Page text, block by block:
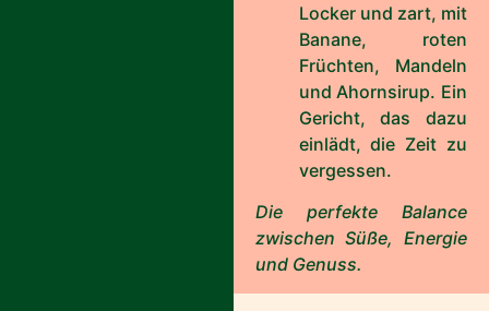
Locker und zart, mit
Banane, roten
Früchten, Mandeln
und Ahornsirup. Ein
Gericht, das dazu
einlädt, die Zeit zu
vergessen.
Die perfekte Balance
zwischen Süße, Energie
und Genuss.